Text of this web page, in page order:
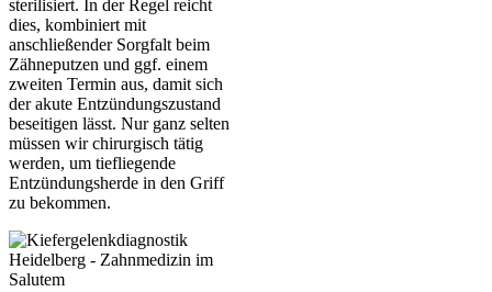
sterilisiert. In der Regel reicht
dies, kombiniert mit
anschließender Sorgfalt beim
Zähneputzen und ggf. einem
zweiten Termin aus, damit sich
der akute Entzündungszustand
beseitigen lässt. Nur ganz selten
müssen wir chirurgisch tätig
werden, um tiefliegende
Entzündungsherde in den Griff
zu bekommen.